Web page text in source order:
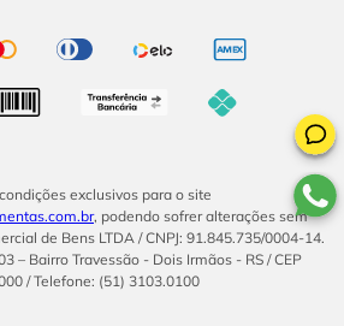
exclusivos para o site
, podendo sofrer alterações sem
de Bens LTDA / CNPJ: 91.845.735/0004-14.
– Bairro Travessão - Dois Irmãos - RS / CEP
/ Telefone: (51) 3103.0100